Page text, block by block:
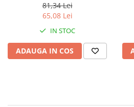
81,34 Lei
65,08 Lei
IN STOC
ADAUGA IN COS